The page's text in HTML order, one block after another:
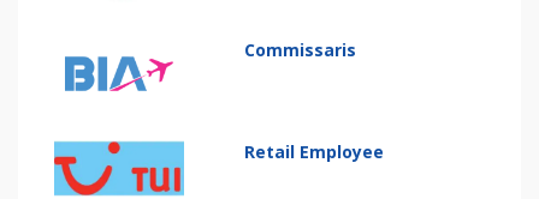
Commissaris
Retail Employee